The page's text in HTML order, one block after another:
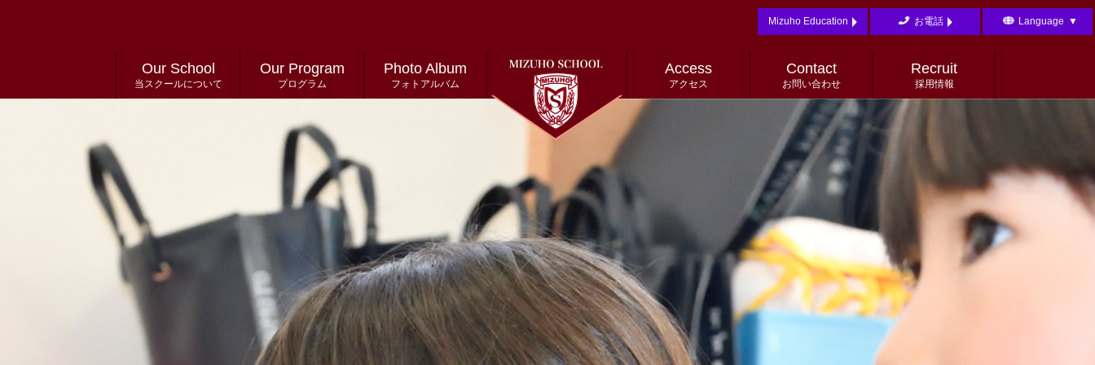
Mizuho Education お電話 Language ▼
Our School
当スクールについて
Our Program
プログラム
Photo Album
フォトアルバム
Access
アクセス
Contact
お問い合わせ
Recruit
採用情報